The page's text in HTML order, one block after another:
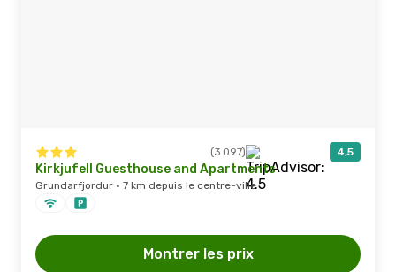
(3 097) 4,5
Kirkjufell Guesthouse and Apartments
Grundarfjordur · 7 km depuis le centre-ville
Montrer les prix